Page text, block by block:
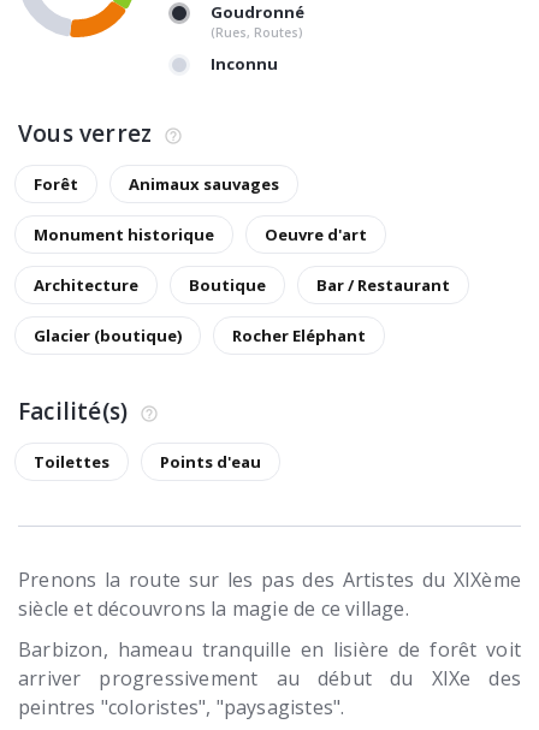
Goudronné
(Rues, Routes)
Inconnu
Vous verrez
Forêt Animaux sauvages
Monument historique Oeuvre d'art
Architecture Boutique Bar / Restaurant
Glacier (boutique) Rocher Eléphant
Facilité(s)
Toilettes Points d'eau
Prenons la route sur les pas des Artistes du XIXème
siècle et découvrons la magie de ce village.
Barbizon, hameau tranquille en lisière de forêt voit
arriver progressivement au début du XIXe des
peintres "coloristes", "paysagistes".